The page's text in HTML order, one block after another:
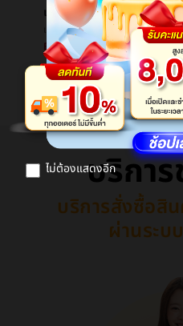
ไม่ต้องแสดงอีก
เพลงความฉลาดเด็กเลื่อยเล็ก3-6ปีที่ผ่านมาสูงçความฉลาดของเล่นสอนพัฒนาทารกต้นเรียนรู้กระดาษภาษาอังกฤษเลื่อยเล็ก
เพลงความฉลาดเด็กเลื่อยเล็ก3-6ปีที่ผ่านมาสูงçความฉลาดของเล่นสอนพัฒนาทารกต้นเรียนรู้กระดาษภาษาอังกฤษเลื่อยเล็ก
฿19.64
ดูสินค้
บริการ
บริการสั่งซื้อสิ
ผ่านระบ